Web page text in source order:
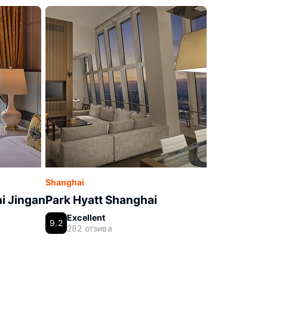
Jingan
Shanghai
Park Hyatt Shanghai
9.2
Excellent
282 отзива